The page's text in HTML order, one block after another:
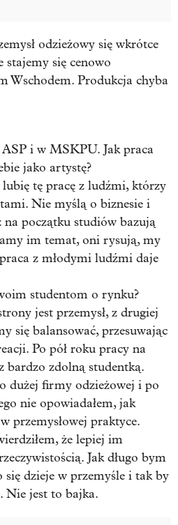
odzieżowy się wkrótce
się cenowo
Wschodem. Produkcja chyba
i w MSKPU. Jak praca
jako artystę?
lubię tę pracę z ludźmi, którzy
Nie myślą o biznesie i
początku studiów bazują
im temat, oni rysują, my
z młodymi ludźmi daje
studentom o rynku?
jest przemysł, z drugiej
się balansować, przesuwając
Po pół roku pracy na
bardzo zdolną studentką.
dużej firmy odzieżowej i po
nie opowiadałem, jak
przemysłowej praktyce.
że lepiej im
Jak długo bym
się dzieje w przemyśle i tak by
Nie jest to bajka.